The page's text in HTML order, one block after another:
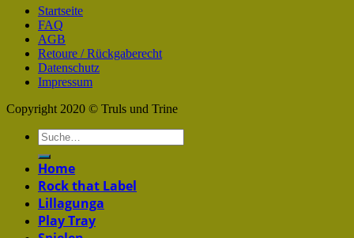
Startseite
FAQ
AGB
Retoure / Rückgaberecht
Datenschutz
Impressum
Copyright 2020 © Truls und Trine
Home
Rock that Label
Lillagunga
Play Tray